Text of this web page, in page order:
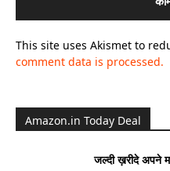
This site uses Akismet to
comment data is processed.
Amazon.in Today Deal
जल्दी ख़रीदे अपने